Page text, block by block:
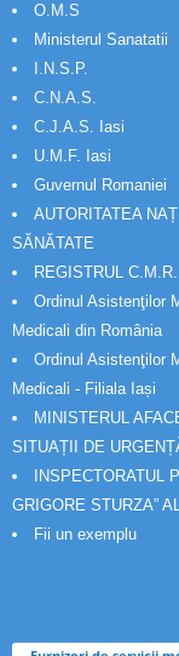
O.M.S
Ministerul Sanatatii
I.N.S.P.
C.N.A.S.
C.J.A.S. Iasi
U.M.F. Iasi
Guvernul Romaniei
AUTORITATEA
SĂNĂTATE
REGISTRUL C.M.R.
Ordinul Asistenţilor
Medicali din România
Ordinul Asistenţilor
Medicali - Filiala Iași
MINISTERUL
SITUAȚII DE
INSPECTORATUL
GRIGORE STURZA”
Fii un exemplu